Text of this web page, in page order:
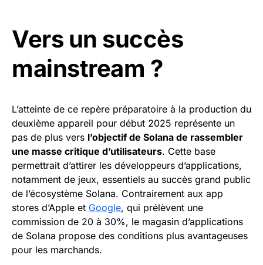
Vers un succès
mainstream ?
L’atteinte de ce repère préparatoire à la production du
deuxième appareil pour début 2025 représente un
pas de plus vers l’objectif de Solana de rassembler
une masse critique d’utilisateurs. Cette base
permettrait d’attirer les développeurs d’applications,
notamment de jeux, essentiels au succès grand public
de l’écosystème Solana. Contrairement aux app
stores d’Apple et Google, qui prélèvent une
commission de 20 à 30%, le magasin d’applications
de Solana propose des conditions plus avantageuses
pour les marchands.